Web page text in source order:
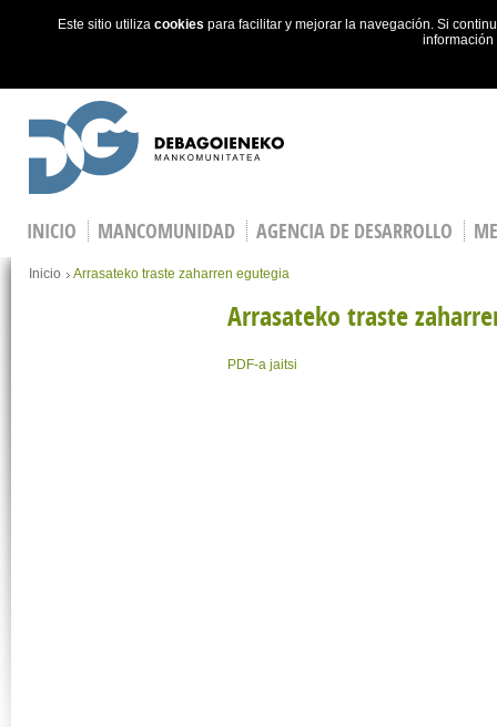
Este sitio utiliza cookies para facilitar y mejorar la navegación. Si
INICIO MANCOMUNIDAD AGENCIA DE DESARROLLO
You are here
Inicio Arrasateko traste zaharren egutegia
Arrasateko traste
PDF-a jaitsi